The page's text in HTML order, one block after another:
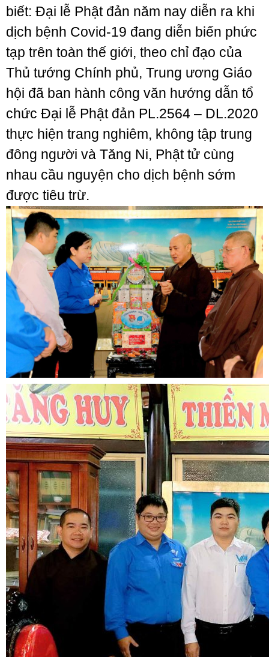
biết: Đại lễ Phật đản năm nay diễn ra khi
dịch bệnh Covid-19 đang diễn biến phức
tạp trên toàn thế giới, theo chỉ đạo của
Thủ tướng Chính phủ, Trung ương Giáo
hội đã ban hành công văn hướng dẫn tổ
chức Đại lễ Phật đản PL.2564 – DL.2020
thực hiện trang nghiêm, không tập trung
đông người và Tăng Ni, Phật tử cùng
nhau cầu nguyện cho dịch bệnh sớm
được tiêu trừ.